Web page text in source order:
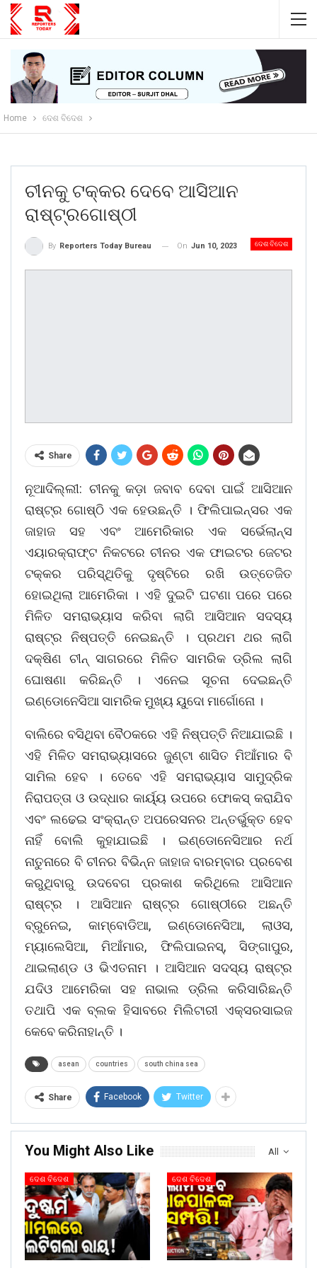
Home ଦେଶ ବିଦେଶ
ଚୀନକୁ ଟକ୍କର ଦେବେ ଆସିଆନ
ରାଷ୍ଟ୍ରଗୋଷ୍ଠୀ
ଦେଶ ବିଦେଶ
By Reporters Today Bureau On Jun 10, 2023
Share
ନୂଆଦିଲ୍ଲୀ: ଚୀନକୁ କଡ଼ା ଜବାବ ଦେବା ପାଇଁ ଆସିଆନ
ରାଷ୍ଟ୍ର ଗୋଷ୍ଠି ଏକ ହେଉଛନ୍ତି । ଫିଲିପାଇନ୍ସର ଏକ
ଜାହାଜ ସହ ଏବଂ ଆମେରିକାର ଏକ ସର୍ଭେଲାନ୍ସ
ଏୟାରକ୍ରାଫ୍ଟ ନିକଟରେ ଚୀନର ଏକ ଫାଇଟର ଜେଟର
ଟକ୍କର ପରିସ୍ଥିତିକୁ ଦୃଷ୍ଟିରେ ରଖି ଉତ୍ତେଜିତ
ହୋଇଥିଲା ଆମେରିକା । ଏହି ଦୁଇଟି ଘଟଣା ପରେ ପରେ
ମିଳିତ ସମରାଭ୍ୟାସ କରିବା ଲାଗି ଆସିଆନ ସଦସ୍ୟ
ରାଷ୍ଟ୍ର ନିଷ୍ପତ୍ତି ନେଇଛନ୍ତି । ପ୍ରଥମ ଥର ଲାଗି
ଦକ୍ଷିଣ ଚୀନ୍ ସାଗରରେ ମିଳିତ ସାମରିକ ଡ୍ରିଲ ଲାଗି
ଘୋଷଣା କରିଛନ୍ତି । ଏନେଇ ସୂଚନା ଦେଇଛନ୍ତି
ଇଣ୍ଡୋନେସିଆ ସାମରିକ ମୁଖ୍ୟ ୟୁଦୋ ମାର୍ଗୋନୋ ।
ବାଲିରେ ବସିଥିବା ବୈଠକରେ ଏହି ନିଷ୍ପତ୍ତି ନିଆଯାଇଛି ।
ଏହି ମିଳିତ ସମରାଭ୍ୟାସରେ ଜୁଣ୍ଟା ଶାସିତ ମିଆଁମାର ବି
ସାମିଲ ହେବ । ତେବେ ଏହି ସମରାଭ୍ୟାସ ସାମୁଦ୍ରିକ
ନିରାପତ୍ତା ଓ ଉଦ୍ଧାର କାର୍ୟ୍ୟ ଉପରେ ଫୋକସ୍ କରାଯିବ
ଏବଂ ଲଢେଇ ସଂକ୍ରାନ୍ତ ଅପରେସନର ଅନ୍ତର୍ଭୁକ୍ତ ହେବ
ନାହିଁ ବୋଲି କୁହାଯାଇଛି । ଇଣ୍ଡୋନେସିଆର ନର୍ଥ
ନାତୁନାରେ ବି ଚୀନର ବିଭିନ୍ନ ଜାହାଜ ବାରମ୍ବାର ପ୍ରବେଶ
କରୁଥିବାରୁ ଉଦବେଗ ପ୍ରକାଶ କରିଥିଲେ ଆସିଆନ
ରାଷ୍ଟ୍ର । ଆସିଆନ ରାଷ୍ଟ୍ର ଗୋଷ୍ଠୀରେ ଅଛନ୍ତି
ବ୍ରୁନେଇ, କାମ୍ବୋଡିଆ, ଇଣ୍ଡୋନେସିଆ, ଲାଓସ,
ମ୍ୟାଲେସିଆ, ମିଆଁମାର, ଫିଲିପାଇନସ୍, ସିଙ୍ଗାପୁର,
ଥାଇଲାଣ୍ଡ ଓ ଭିଏତନାମ । ଆସିଆନ ସଦସ୍ୟ ରାଷ୍ଟ୍ର
ଯଦିଓ ଆମେରିକା ସହ ନାଭାଲ ଡ୍ରିଲ କରିସାରିଛନ୍ତି
ତଥାପି ଏକ ବ୍ଲକ ହିସାବରେ ମିଲିଟାରୀ ଏକ୍ସରସାଇଜ
କେବେ କରିନାହାନ୍ତି ।
asean countries south china sea
Share Facebook Twitter
All
You Might Also Like
ଦେଶ ବିଦେଶ ଦେଶ ବିଦେଶ